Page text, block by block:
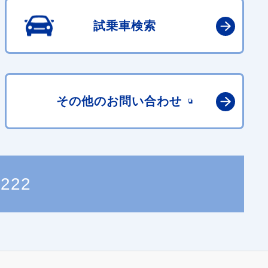
試乗車検索
その他のお問い合わせ